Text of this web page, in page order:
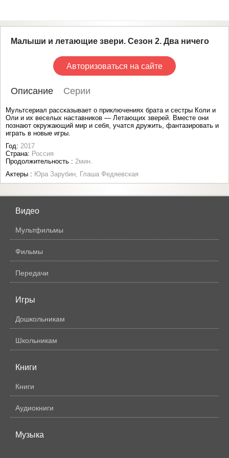
Малыши и летающие звери. Сезон 2. Два ничего
Авторизоваться на сайте
Описание Серии
Мультсериал рассказывает о приключениях брата и сестры Коли и
Оли и их веселых наставников — Летающих зверей. Вместе они
познают окружающий мир и себя, учатся дружить, фантазировать и
играть в новые игры.
Год: 2017
Страна: Россия
Продолжительность : 2мин.
Актеры : Юра Зарубин, Глаша Федяевская
Видео
Мультфильмы
Фильмы
Передачи
Игры
Дошкольникам
Школьникам
Книги
Книги
Аудиокниги
Музыка